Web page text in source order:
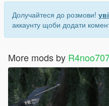
Долучайтеся до розмови!
аккаунту щоби додати
More mods by